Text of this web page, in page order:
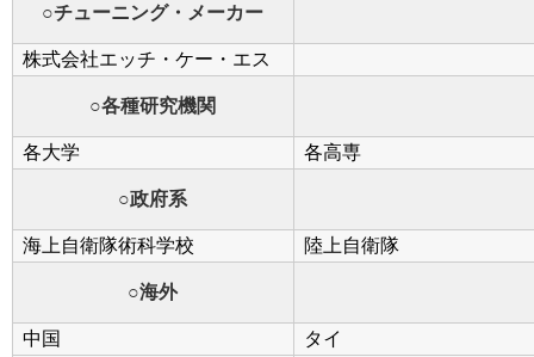
○チューニング・メーカー
株式会社エッチ・ケー・エス
○各種研究機関
各大学 各高専
○政府系
海上自衛隊術科学校 陸上自衛隊
○海外
中国
タイ